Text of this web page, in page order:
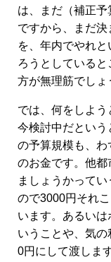
は、まだ（補正
ですから、まだ
を、年内でやれ
ろうとしている
方が無理筋でしょ
では、何をしよ
今検討中だとい
の予算規模も、
のお金です。他都
ましょうかって
ので3000円それ
います。あるい
いうことや、気
0円にして渡しま